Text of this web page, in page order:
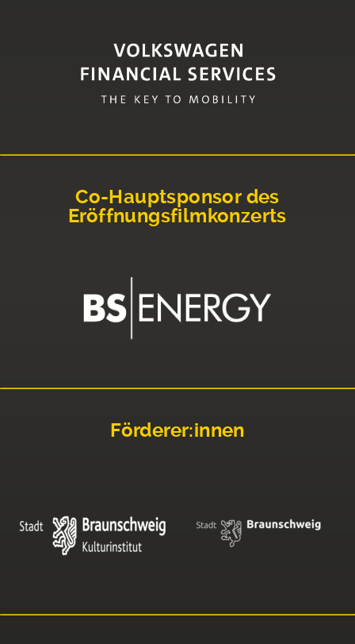
Co-Hauptsponsor des
Eröffnungsfilmkonzerts
Förderer:innen